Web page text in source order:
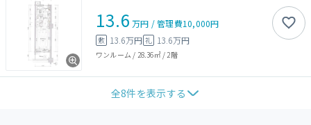
13.6 万円 /管理費10,000円
敷 13.6万円 礼 13.6万円
ワンルーム / 28.36㎡/ 2階
全8件を表示する